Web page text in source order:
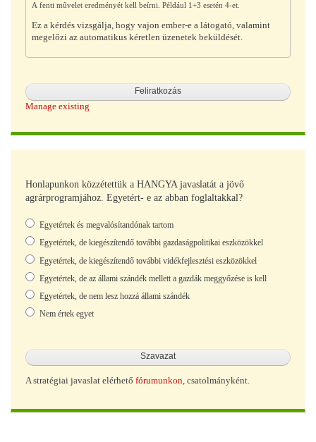
A fenti művelet eredményét kell beírni. Például 1+3 esetén 4-et.
Ez a kérdés vizsgálja, hogy vajon ember-e a látogató, valamint
megelőzi az automatikus kéretlen üzenetek beküldését.
Manage existing
Honlapunkon közzétettük a HANGYA javaslatát a jövő
agrárprogramjához. Egyetért- e az abban foglaltakkal?
Választások
Egyetértek és megvalósítandónak tartom
Egyetértek, de kiegészítendő további gazdaságpolitikai eszközökkel
Egyetértek, de kiegészítendő további vidékfejlesztési eszközökkel
Egyetértek, de az állami szándék mellett a gazdák meggyőzése is kell
Egyetértek, de nem lesz hozzá állami szándék
Nem értek egyet
A stratégiai javaslat elérhető fórumunkon, csatolmányként.